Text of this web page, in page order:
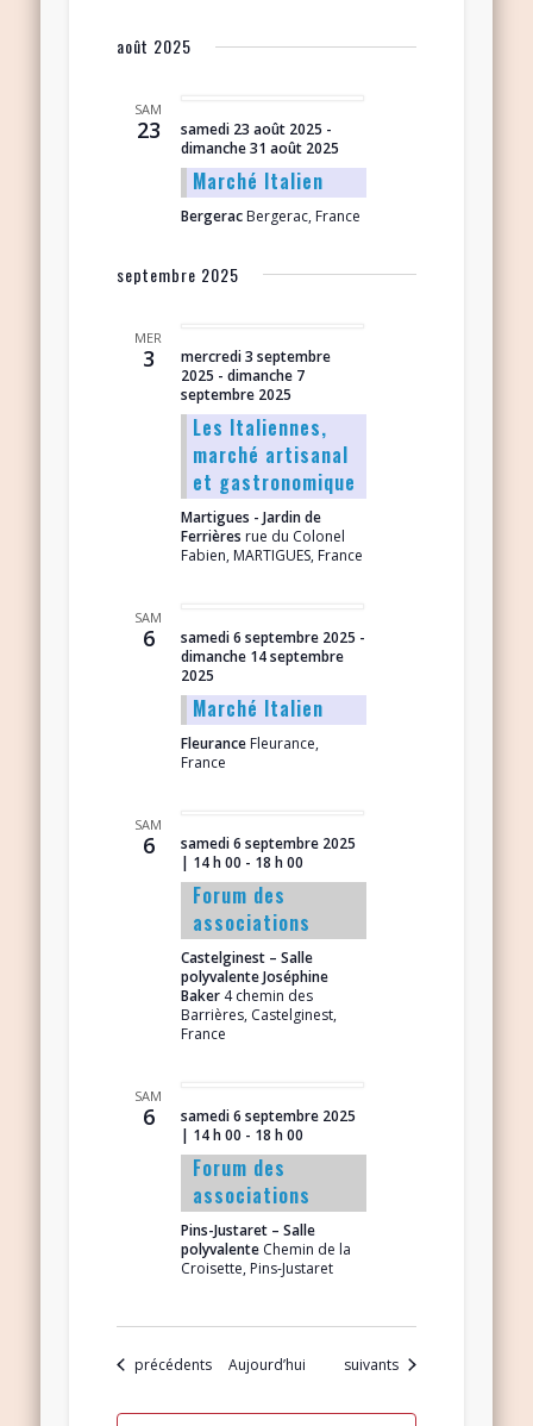
août 2025
SAM
23 samedi 23 août 2025 -
dimanche 31 août 2025
Marché Italien
Bergerac Bergerac, France
septembre 2025
MER
3
mercredi 3 septembre
2025 - dimanche 7
septembre 2025
Les Italiennes,
marché artisanal
et gastronomique
Martigues - Jardin de
Ferrières rue du Colonel
Fabien, MARTIGUES, France
SAM
6 samedi 6 septembre 2025 -
dimanche 14 septembre
2025
Marché Italien
Fleurance Fleurance,
France
SAM
6
samedi 6 septembre 2025
| 14 h 00 - 18 h 00
Forum des
associations
Castelginest – Salle
polyvalente Joséphine
Baker 4 chemin des
Barrières, Castelginest,
France
SAM
6
samedi 6 septembre 2025
| 14 h 00 - 18 h 00
Forum des
associations
Pins-Justaret – Salle
polyvalente Chemin de la
Croisette, Pins-Justaret
Évènements
précédents Aujourd’hui Évènements
suivants